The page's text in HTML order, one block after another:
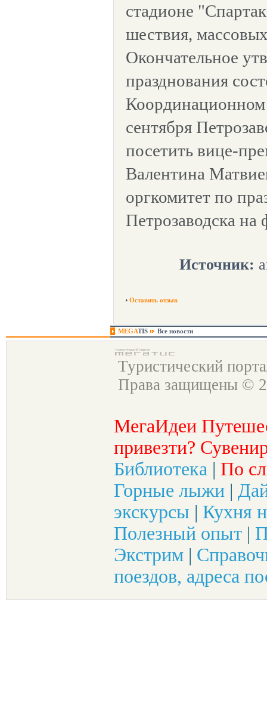
стадионе
шествия,
Окончательное
празднования
Координационном
сентября
посетить вице-
Валентина
оргкомитет по
Петрозаводска на
Источник:
Оставить отзыв
MEGATIS Все новости
Туристический
Права защищены ©
МегаИдеи
привезти?
Библиотека | По
Горные лыжи |
экскурсы | Кухня
Полезный опыт |
Экстрим |
поездов, адреса